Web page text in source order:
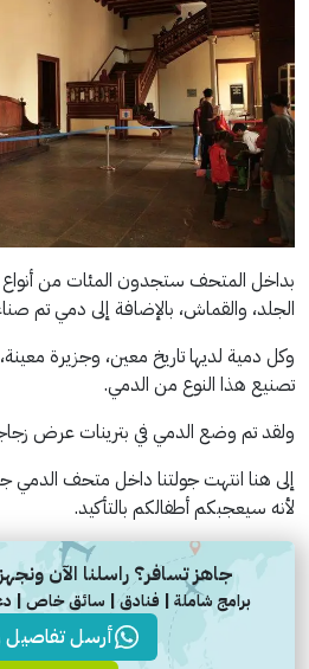
بداخل المتحف ستجدون المئات من
الجلد، والقماش، بالإضافة إلى دمي تم
وكل دمية لديها تاريخ معين، وجزيرة
تصنيع هذا النوع من الدمي.
ولقد تم وضع الدمي في بترينات عرض
إلى هنا انتهت جولتنا داخل متحف الدمي
لأنه سيعجبكم أطفالكم بالتأكيد.
جاهز تسافر؟ راسلنا الآن
برامج شاملة | فنادق | سائق خاص | دعم 24/7 وباسعار
أرسل